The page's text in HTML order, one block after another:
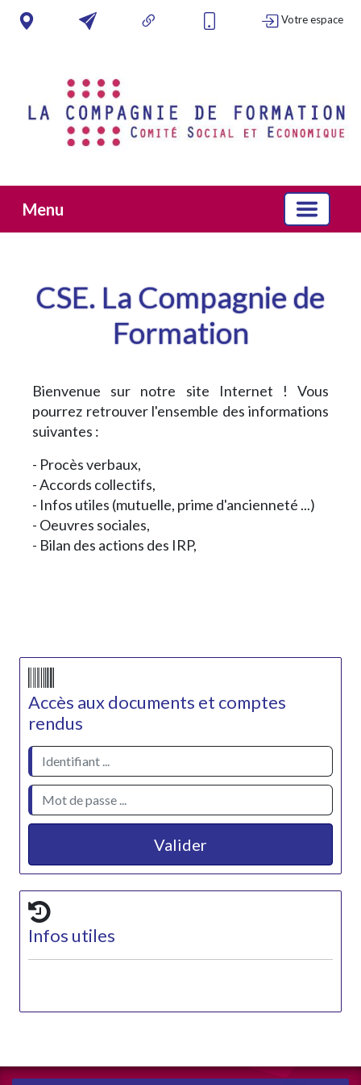
Votre espace
Menu
CSE. La Compagnie de
Formation
Bienvenue sur notre site Internet ! Vous
pourrez retrouver l'ensemble des informations
suivantes :
- Procès verbaux,
- Accords collectifs,
- Infos utiles (mutuelle, prime d'ancienneté ...)
- Oeuvres sociales,
- Bilan des actions des IRP,
Accès aux documents et comptes
rendus
Valider
Infos utiles